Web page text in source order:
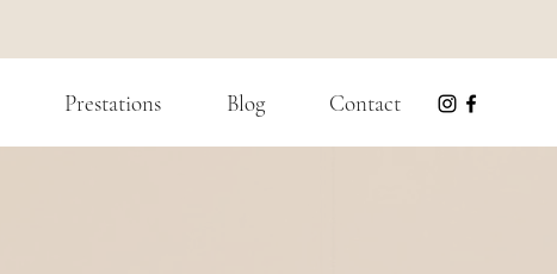
Prestations Blog Contact